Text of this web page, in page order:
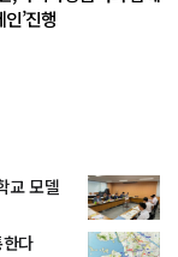
인’진행
교 모델
다